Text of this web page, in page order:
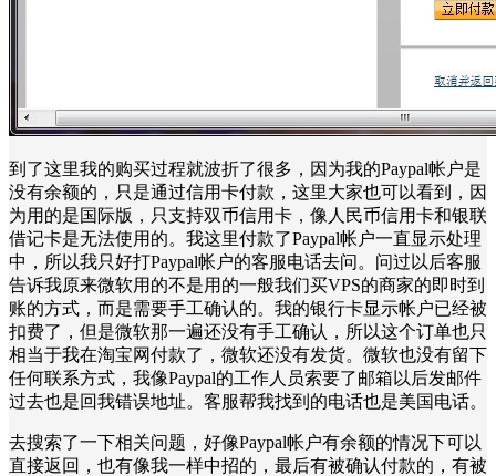
到了这里我的购买过程就波折了很多，因为我的Paypal帐户是
没有余额的，只是通过信用卡付款，这里大家也可以看到，因
为用的是国际版，只支持双币信用卡，像人民币信用卡和银联
借记卡是无法使用的。我这里付款了Paypal帐户一直显示处理
中，所以我只好打Paypal帐户的客服电话去问。问过以后客服
告诉我原来微软用的不是用的一般我们买VPS的商家的即时到
账的方式，而是需要手工确认的。我的银行卡显示帐户已经被
扣费了，但是微软那一遍还没有手工确认，所以这个订单也只
相当于我在淘宝网付款了，微软还没有发货。微软也没有留下
任何联系方式，我像Paypal的工作人员索要了邮箱以后发邮件
过去也是回我错误地址。客服帮我找到的电话也是美国电话。
去搜索了一下相关问题，好像Paypal帐户有余额的情况下可以
直接返回，也有像我一样中招的，最后有被确认付款的，有被